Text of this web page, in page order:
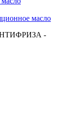
масло
-